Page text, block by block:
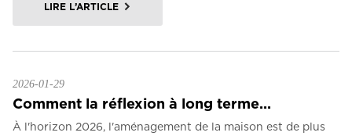
LIRE L’ARTICLE
2026-01-29
Comment la réflexion à long terme...
À l'horizon 2026, l'aménagement de la maison est de plus